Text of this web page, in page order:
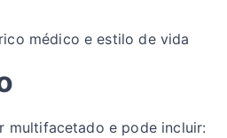
médico e estilo de vida
multifacetado e pode incluir: